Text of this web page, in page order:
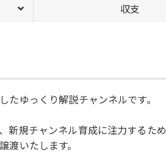
収支
ゆっくり解説チャンネルです。
新規チャンネル育成に注力するため
渡いたします。